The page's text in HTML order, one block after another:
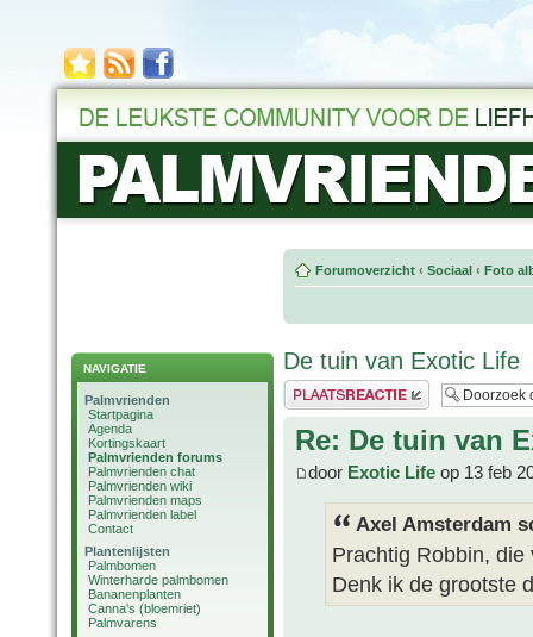
NAVIGATIE
Palmvrienden
Startpagina
Agenda
Kortingskaart
Palmvrienden forums
Palmvrienden chat
Palmvrienden wiki
Palmvrienden maps
Palmvrienden label
Contact
Plantenlijsten
Palmbomen
Winterharde palmbomen
Bananenplanten
Canna's (bloemriet)
Palmvarens
Forumoverzicht ‹ Sociaal ‹ Foto
De tuin van Exotic Life
Plaats een reactie
Re: De tuin van
door Exotic Life op 13 feb
Axel Amsterdam
Prachtig Robbin,
Denk ik de grootste